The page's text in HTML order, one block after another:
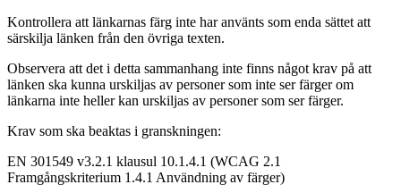
Kontrollera att länkarnas färg inte har använts som enda sättet att
särskilja länken från den övriga texten.
Observera att det i detta sammanhang inte finns något krav på att
länken ska kunna urskiljas av personer som inte ser färger om
länkarna inte heller kan urskiljas av personer som ser färger.
Krav som ska beaktas i granskningen:
EN 301549 v3.2.1 klausul 10.1.4.1 (WCAG 2.1
Framgångskriterium 1.4.1 Användning av färger)